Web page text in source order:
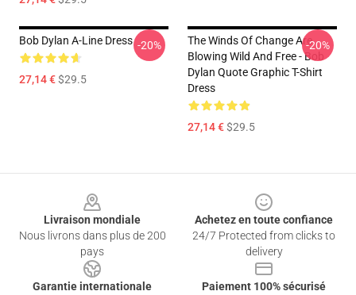
Bob Dylan A-Line Dress
27,14 €$29.5
-20%
The Winds Of Change Are
Blowing Wild And Free - Bob
Dylan Quote Graphic T-Shirt
Dress
27,14 €$29.5
-20%
Livraison mondiale
Nous livrons dans plus de 200
pays
Achetez en toute confiance
24/7 Protected from clicks to
delivery
Garantie internationale
Paiement 100% sécurisé